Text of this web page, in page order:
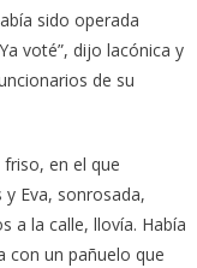
sido operada
voté”, dijo lacónica y
de su
en el que
Eva, sonrosada,
a la calle, llovía. Había
con un pañuelo que